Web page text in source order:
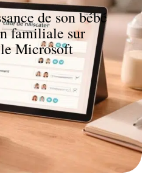
de son bébé
familiale sur
Microsoft